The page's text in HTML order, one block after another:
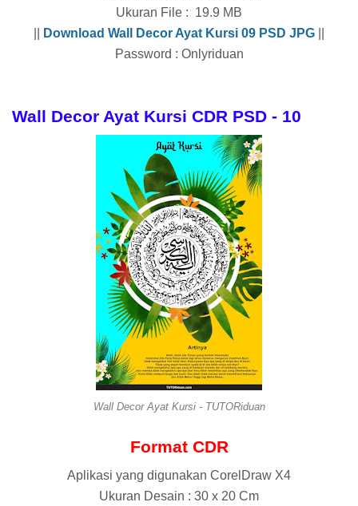
Ukuran File : 19.9 MB
Download Wall Decor Ayat Kursi 09 PSD JPG
Password : Onlyriduan
Wall Decor Ayat Kursi CDR PSD - 10
Wall Decor Ayat Kursi - TUTORiduan
Format CDR
Aplikasi yang digunakan CorelDraw X4
Ukuran Desain : 30 x 20 Cm